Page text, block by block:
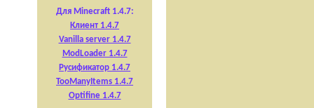
Для Minecraft 1.4.7:
Клиент 1.4.7
Vanilla server 1.4.7
ModLoader 1.4.7
Русификатор 1.4.7
TooManyItems 1.4.7
Optifine 1.4.7